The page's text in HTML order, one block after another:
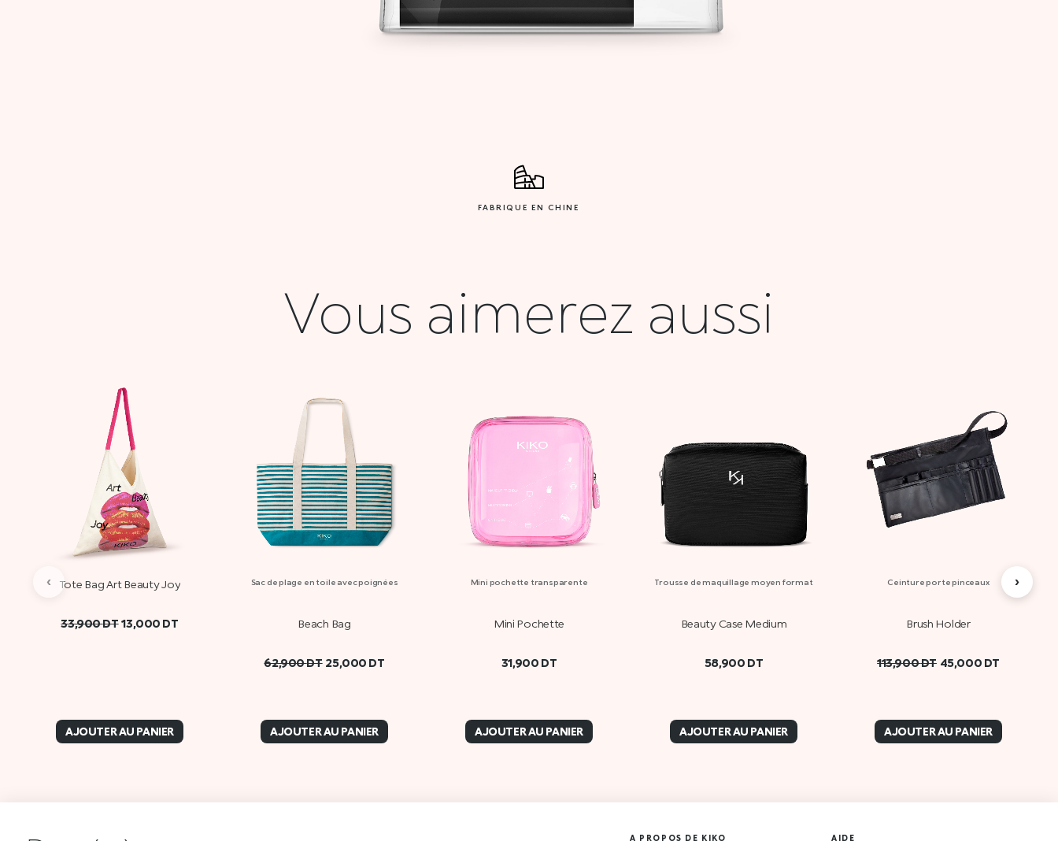
FABRIQUE EN CHINE
Vous aimerez aussi
Tote Bag Art Beauty Joy
33,900DT
Le
prix
initial
était :
33,900 DT.
13,000 DT
AJOUTER AU PANIER
Sac de plage en toile avec poignées
Beach Bag
62,900DT
prix
initial
était :
62,900 DT.
25,000 DT
AJOUTER AU PANIER
Mini pochette transparente
Mini Pochette
31,900 DT
AJOUTER AU PANIER
Trousse de maquillage moyen format
Beauty Case Medium
58,900 DT
AJOUTER AU PANIER
Ceinture porte pinceaux
Brush Holder
113,900DT
était :
113,900 DT.
45,000 DT
actuel
est :
AJOUTER AU PANIER
‹ ›
A PROPOS DE KIKO AIDE